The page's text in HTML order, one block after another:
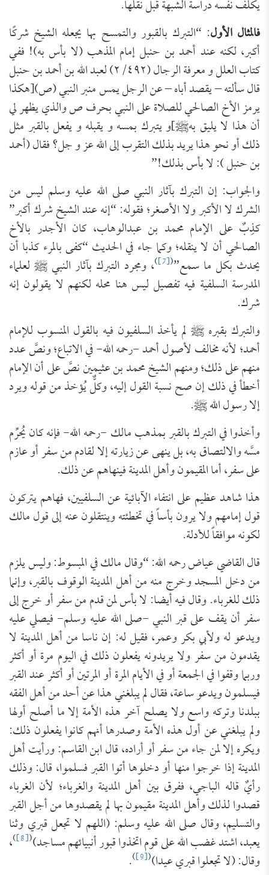
يكلف نفسه دراسة الشبهة قبل نقلها.
فالمثال الأول: “التبرك بالقبور والتمسح بها يجعله الشيخ شركًا
أكبر، لكنه عند أحمد بن حنبل إمام المذهب (لا بأس به)! ففي
كتاب العلل و معرفة الرجال (٢/٤٩٢) لعبد الله بن أحمد بن حنبل
قال سألته – يقصد أباه – عن الرجل يمس منبر النبي (ص)[هكذا
يرمز الأخ الصالحي للصلاة على النبي بحرف ص والذي يظهر لي
أن هذا لا يليق بهﷺ]و يتبرك بمسه و يقبله و يفعل بالقبر مثل
ذلك أو نحو هذا يريد بذلك التقرب إلى الله عز و جل؟ فقال (أحمد
بن حنبل ): لا بأس بذلك!”
والجواب: إن التبرك بآثار النبي صلى الله عليه وسلم ليس من
الشرك لا الأكبر ولا الأصغر؛ فقوله: “إنه عند الشيخ شرك أكبر”
كذِبٌ على الإمام محمد بن عبدالوهاب، كان الأجدر بالأخ
الصالحي أن لا ينقله؛ وكما جاء في الحديث “كفى بالمرء كذبا أن
يحدث بكل ما سمع”(
[7]
)، ومجرد التبرك بآثار النبي ﷺ لعلماء
المدرسة السلفية فيه تفصيل ليس هنا محله لكنهم لا يقولون إنه
شرك.
والتبرك بقبره ﷺ لم يأخذ السلفيون فيه بالقول المنسوب للإمام
أحمد؛ لأنه مخالف لأصول أحمد -رحمه الله- في الاتباع؛ ونصَّ عدد
منهم على ذلك؛ ومنهم الشيخ محمد بن عثيمين نصَّ على أن الإمام
أخطأ في ذلك إن صح نسبة القول إليه، وكلٌّ يُؤخذ من قوله ويرد
إلا رسول الله ﷺ.
وأخذوا في التبرك بالقبر بمذهب مالك -رحمه الله- فإنه كان يُحرِّم
مسَّه والالتصاق به، بل ينهى عن زيارته إلا لقادم من سفر أو عازم
على سفر، أما المقيمون وأهل المدينة فينهاهم عن ذلك.
هذا شاهد عظيم على انتفاء الآبائية عن السلفيين، فهاهم يتركون
قول إمامهم ولا يرون بأساً في تخطئته وينتقلون عنه إلى قول مالك
لكونه موافقاً للأدلة.
قال القاضي عياض رحمه الله: “وقال مالك في المبسوط: وليس يلزم
من دخل المسجد وخرج منه من أهل المدينة الوقوف بالقبر، وإنما
ذلك للغرباء. وقال فيه أيضا: لا بأس لمن قدم من سفر أو خرج إلى
سفر أن يقف على قبر النبي -صلى الله عليه وسلم- فيصلي عليه
ويدعو له ولأبي بكر وعمر، فقيل له: إن ناسا من أهل المدينة لا
يقدمون من سفر ولا يريدونه يفعلون ذلك في اليوم مرة أو أكثر
وربما وقفوا في الجمعة أو في الأيام المرة أو المرتين أو أكثر عند القبر
فيسلمون ويدعو ساعة، فقال لم يبلغني هذا عن أحد من أهل الفقه
ببلدنا وتركه واسع ولا يصلح آخر هذه الأمة إلا ما أصلح أولها
ولم يبلغني عن أول هذه الأمة وصدرها أنهم كانوا يفعلون ذلك:
ويكره إلا لمن جاء من سفر أو أراده، قال ابن القاسم: ورأيت أهل
المدينة إذا خرجوا منها أو دخلوها أتوا القبر فسلموا، قال: وذلك
رأيٌ قاله الباجي، ففرق بين أهل المدينة والغرباء؛ لأن الغرباء
قصدوا لذلك وأهل المدينة مقيمون بها لم يقصدوها من أجل القبر
والتسليم، وقال صلى الله عليه وسلم: (اللهم لا تجعل قبري وثنا
يعبد، اشتد غضب الله على قوم اتخذوا قبور أنبيائهم مساجد)(
[8]
)،
وقال: (لا تجعلوا قبري عيدا)(
[9]
)
.